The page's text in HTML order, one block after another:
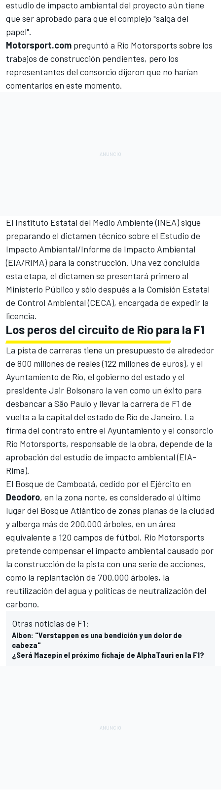
estudio de impacto ambiental del proyecto aún tiene
que ser aprobado para que el complejo "salga del
papel".
Motorsport.com preguntó a Rio Motorsports sobre los
trabajos de construcción pendientes, pero los
representantes del consorcio dijeron que no harían
comentarios en este momento.
El Instituto Estatal del Medio Ambiente (INEA) sigue
preparando el dictamen técnico sobre el Estudio de
Impacto Ambiental/Informe de Impacto Ambiental
(EIA/RIMA) para la construcción. Una vez concluida
esta etapa, el dictamen se presentará primero al
Ministerio Público y sólo después a la Comisión Estatal
de Control Ambiental (CECA), encargada de expedir la
licencia.
Los peros del circuito de Río para la F1
La pista de carreras tiene un presupuesto de alrededor
de 800 millones de reales (122 millones de euros), y el
Ayuntamiento de Río, el gobierno del estado y el
presidente Jair Bolsonaro la ven como un éxito para
desbancar a São Paulo y llevar la carrera de F1 de
vuelta a la capital del estado de Río de Janeiro. La
firma del contrato entre el Ayuntamiento y el consorcio
Rio Motorsports, responsable de la obra, depende de la
aprobación del estudio de impacto ambiental (EIA-
Rima).
El Bosque de Camboatá, cedido por el Ejército en
Deodoro, en la zona norte, es considerado el último
lugar del Bosque Atlántico de zonas planas de la ciudad
y alberga más de 200.000 árboles, en un área
equivalente a 120 campos de fútbol. Rio Motorsports
pretende compensar el impacto ambiental causado por
la construcción de la pista con una serie de acciones,
como la replantación de 700.000 árboles, la
reutilización del agua y políticas de neutralización del
carbono.
Otras noticias de F1:
Albon: "Verstappen es una bendición y un dolor de
cabeza"
¿Será Mazepin el próximo fichaje de AlphaTauri en la F1?